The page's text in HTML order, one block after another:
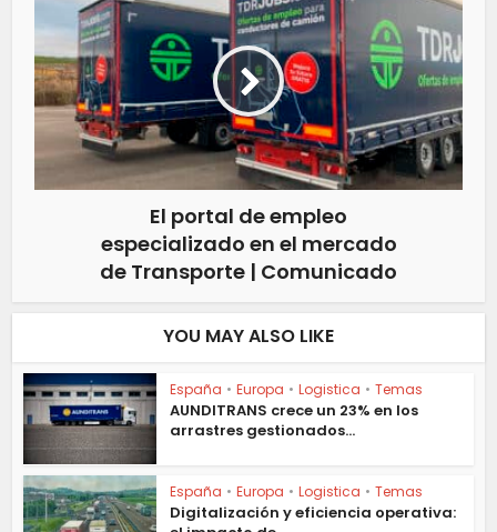
El portal de empleo
especializado en el mercado
de Transporte | Comunicado
YOU MAY ALSO LIKE
España • Europa • Logistica • Temas
AUNDITRANS crece un 23% en los
arrastres gestionados...
España • Europa • Logistica • Temas
Digitalización y eficiencia operativa: